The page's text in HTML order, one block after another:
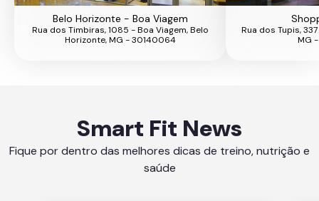
Belo Horizonte - Boa Viagem
Rua dos Timbiras, 1085 - Boa Viagem, Belo
Horizonte, MG - 30140064
Rua dos Tupis,
MG
Smart Fit News
Fique por dentro das melhores dicas de treino, nutrição e
saúde